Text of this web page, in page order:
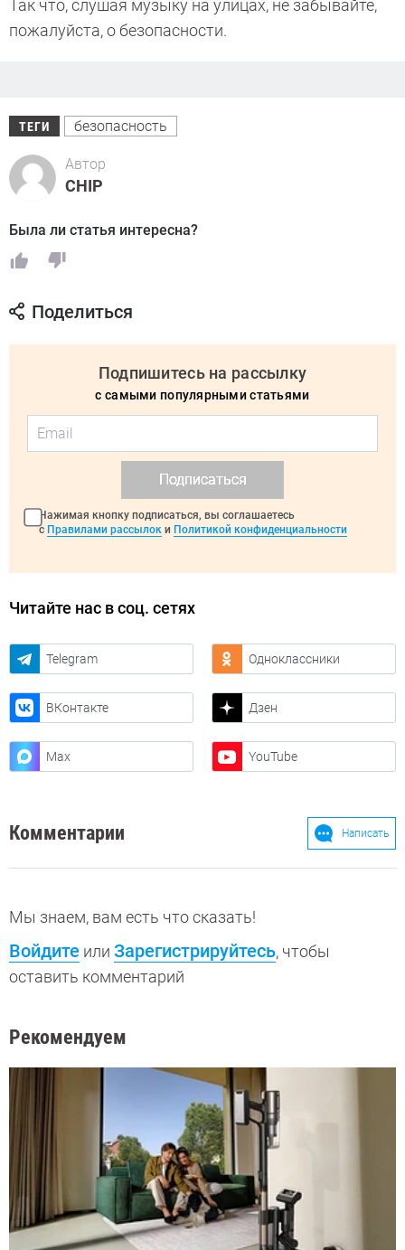
Так что, слушая музыку на улицах, не забывайте,
пожалуйста, о безопасности.
ТЕГИ безопасность
Автор
CHIP
Была ли статья интересна?
Поделиться
Подпишитесь на рассылку
с самыми популярными статьями
Подписаться
Нажимая кнопку подписаться, вы соглашаетесь
с Правилами рассылок и Политикой конфиденциальности
Читайте нас в соц. сетях
Telegram Одноклассники
ВКонтакте Дзен
Max YouTube
Комментарии Написать
Мы знаем, вам есть что сказать!
Войдите или Зарегистрируйтесь, чтобы
оставить комментарий
Рекомендуем